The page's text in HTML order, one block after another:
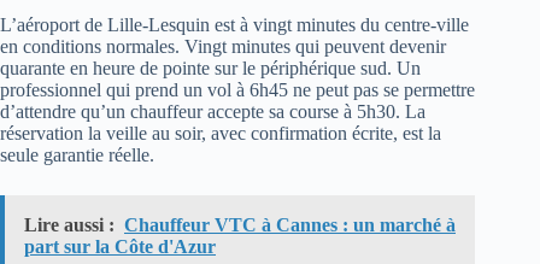
L’aéroport de Lille-Lesquin est à vingt minutes du centre-ville
en conditions normales. Vingt minutes qui peuvent devenir
quarante en heure de pointe sur le périphérique sud. Un
professionnel qui prend un vol à 6h45 ne peut pas se permettre
d’attendre qu’un chauffeur accepte sa course à 5h30. La
réservation la veille au soir, avec confirmation écrite, est la
seule garantie réelle.
Lire aussi : Chauffeur VTC à Cannes : un marché à
part sur la Côte d'Azur